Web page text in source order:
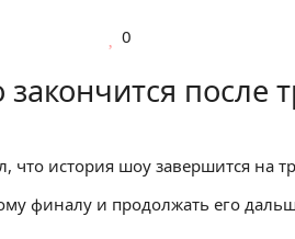
0
после
история шоу завершится на
финалу и продолжать его